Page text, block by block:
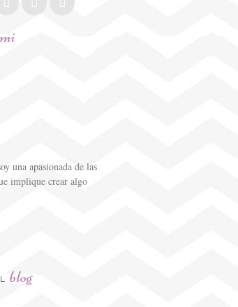
mi
una apasionada de las
implique crear algo
blog